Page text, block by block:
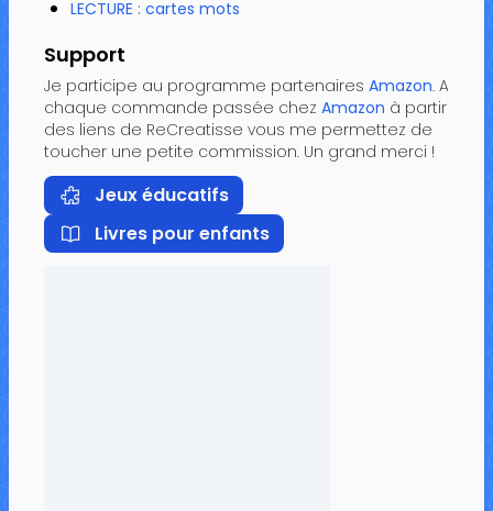
LECTURE : cartes mots
Support
Je participe au programme partenaires Amazon. A
chaque commande passée chez Amazon à partir
des liens de ReCreatisse vous me permettez de
toucher une petite commission. Un grand merci !
Jeux éducatifs
Livres pour enfants